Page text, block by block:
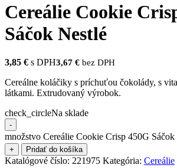
Cereálie Cookie
Sáčok Nestlé
3,85 € s DPH3,67 € bez DPH
Cereálne koláčiky s príchuťou čokolády, s
látkami. Extrudovaný výrobok.
check_circleNa sklade
-
množstvo Cereálie Cookie Crisp 450G Sáčok
+ Pridať do košíka
Katalógové číslo: 221975 Kategória: Cereálie